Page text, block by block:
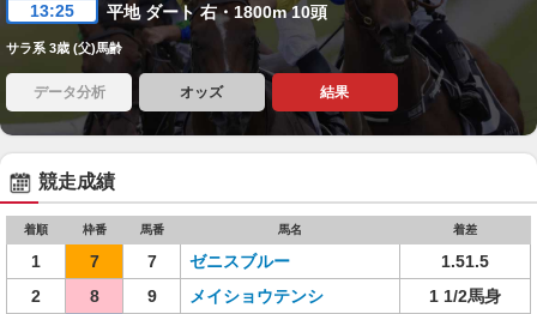
13:25 平地 ダート 右・1800m 10頭
サラ系 3歳 (父)馬齢
データ分析 オッズ 結果
競走成績
着順 枠番 馬番 馬名 着差
1 7 7 ゼニスブルー
1.51.5
2
8 9 メイショウテンシ
1 1/2馬身